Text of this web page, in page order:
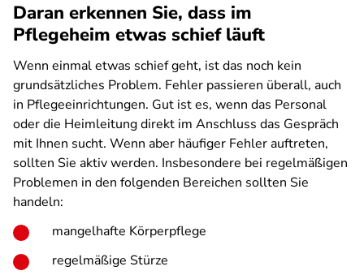
Daran erkennen Sie, dass im
Pflegeheim etwas schief läuft
Wenn einmal etwas schief geht, ist das noch kein
grundsätzliches Problem. Fehler passieren überall, auch
in Pflegeeinrichtungen. Gut ist es, wenn das Personal
oder die Heimleitung direkt im Anschluss das Gespräch
mit Ihnen sucht. Wenn aber häufiger Fehler auftreten,
sollten Sie aktiv werden. Insbesondere bei regelmäßigen
Problemen in den folgenden Bereichen sollten Sie
handeln:
mangelhafte Körperpflege
regelmäßige Stürze